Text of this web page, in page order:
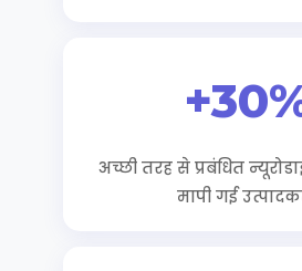
अच्छी तरह से प्रबंधित
मापी गई